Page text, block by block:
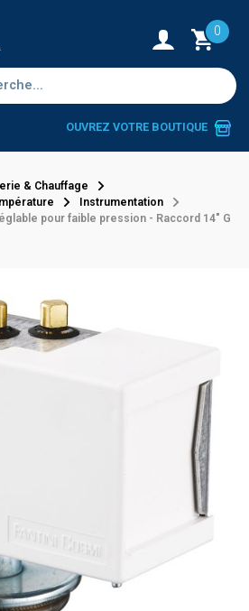
0
OUVREZ VOTRE BOUTIQUE
& Chauffage
Instrumentation
pour faible pression - Raccord 14" G